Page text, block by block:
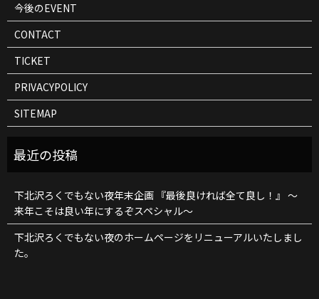
今後のEVENT
CONTACT
TICKET
PRIVACYPOLICY
SITEMAP
下北沢ろくでもない夜年末企画 『最後良ければ全て良し！』 ～
来年こそは良い年にするぞスペシャル～
下北沢ろくでもない夜のホームページをリニューアルいたしまし
た。